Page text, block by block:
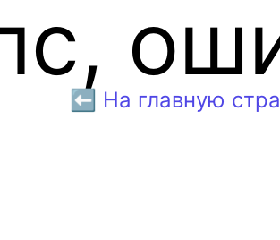
⬅️ На главную